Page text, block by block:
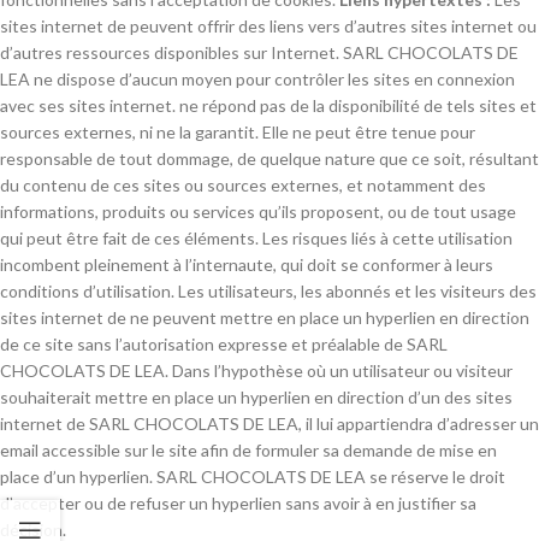
sites internet de peuvent offrir des liens vers d’autres sites internet ou
d’autres ressources disponibles sur Internet. SARL CHOCOLATS DE
LEA ne dispose d’aucun moyen pour contrôler les sites en connexion
avec ses sites internet. ne répond pas de la disponibilité de tels sites et
sources externes, ni ne la garantit. Elle ne peut être tenue pour
responsable de tout dommage, de quelque nature que ce soit, résultant
du contenu de ces sites ou sources externes, et notamment des
informations, produits ou services qu’ils proposent, ou de tout usage
qui peut être fait de ces éléments. Les risques liés à cette utilisation
incombent pleinement à l’internaute, qui doit se conformer à leurs
conditions d’utilisation. Les utilisateurs, les abonnés et les visiteurs des
sites internet de ne peuvent mettre en place un hyperlien en direction
de ce site sans l’autorisation expresse et préalable de SARL
CHOCOLATS DE LEA. Dans l’hypothèse où un utilisateur ou visiteur
souhaiterait mettre en place un hyperlien en direction d’un des sites
internet de SARL CHOCOLATS DE LEA, il lui appartiendra d’adresser un
email accessible sur le site afin de formuler sa demande de mise en
place d’un hyperlien. SARL CHOCOLATS DE LEA se réserve le droit
d’accepter ou de refuser un hyperlien sans avoir à en justifier sa
décision.